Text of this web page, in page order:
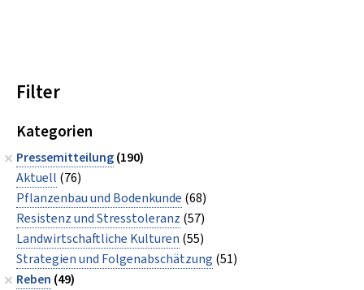
Filter
Kategorien
Pressemitteilung(190)
Aktuell (76)
Pflanzenbau und Bodenkunde (68)
Resistenz und Stresstoleranz (57)
Landwirtschaftliche Kulturen (55)
Strategien und Folgenabschätzung (51)
Reben (49)